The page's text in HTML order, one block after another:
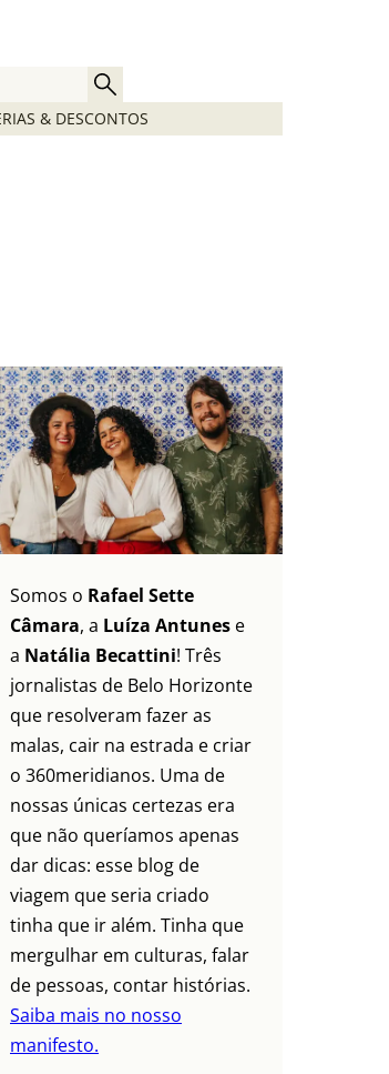
& DESCONTOS
Somos o Rafael Sette
Câmara, a Luíza Antunes e
a Natália Becattini! Três
jornalistas de Belo Horizonte
que resolveram fazer as
malas, cair na estrada e criar
o 360meridianos. Uma de
nossas únicas certezas era
que não queríamos apenas
dar dicas: esse blog de
viagem que seria criado
tinha que ir além. Tinha que
mergulhar em culturas, falar
de pessoas, contar histórias.
Saiba mais no nosso
manifesto.